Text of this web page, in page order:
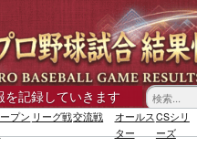
記録していきます
プン リーグ戦交流戦
オールス
ター
CSシリ
ーズ